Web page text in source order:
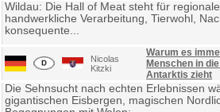
Wildau: Die Hall of Meat steht für
handwerkliche Verarbeitung, Tierwohl,
konsequente...
Nicolas
Kitzki
Warum es
Menschen in
Antarktis zieht
Die Sehnsucht nach echten Erlebnissen
gigantischen Eisbergen, magischen